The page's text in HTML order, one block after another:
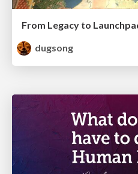
dugsong